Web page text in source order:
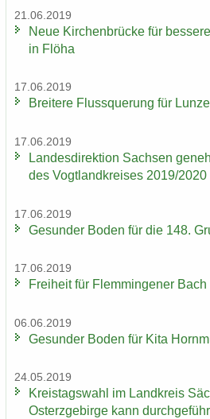
21.06.2019
Neue Kir­chen­brü­cke für
in Flöha
17.06.2019
Brei­te­re Fluss­que­rung für
17.06.2019
Lan­des­di­rek­ti­on Sach­sen
des Vogt­land­krei­ses 2019/2020
17.06.2019
Ge­sun­der Boden für die 148.
17.06.2019
Frei­heit für Flem­min­ge­ner Bach
06.06.2019
Ge­sun­der Boden für Kita
24.05.2019
Kreis­tags­wahl im Land­kreis
Osterzgebirge kann